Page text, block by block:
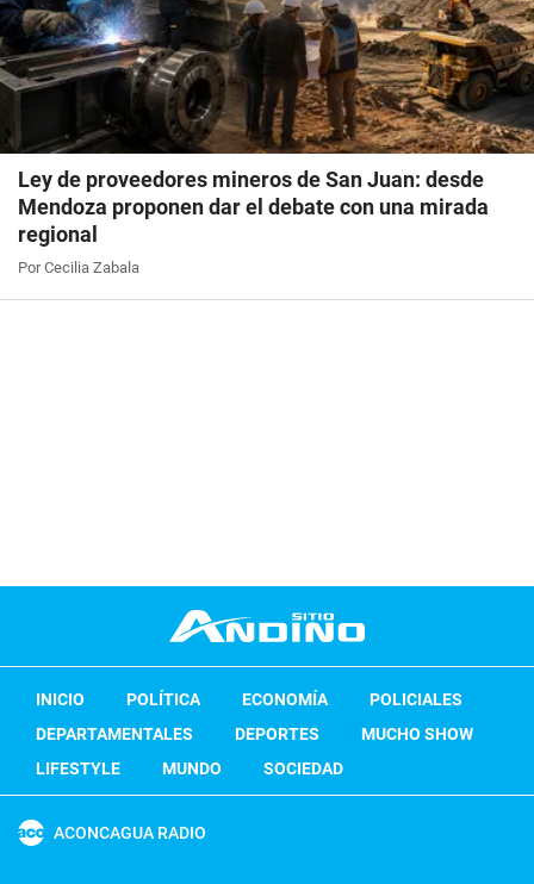
Ley de proveedores mineros de San Juan: desde
Mendoza proponen dar el debate con una mirada
regional
Por Cecilia Zabala
INICIO POLÍTICA ECONOMÍA
POLICIALES
DEPARTAMENTALES
DEPORTES
MUCHO SHOW
LIFESTYLE
MUNDO SOCIEDAD
ACONCAGUA RADIO